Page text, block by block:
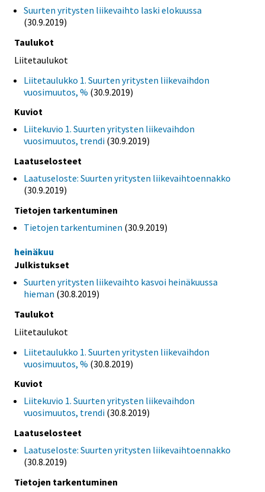
Suurten yritysten liikevaihto laski elokuussa
(30.9.2019)
Taulukot
Liitetaulukot
Liitetaulukko 1. Suurten yritysten liikevaihdon
vuosimuutos, % (30.9.2019)
Kuviot
Liitekuvio 1. Suurten yritysten liikevaihdon
vuosimuutos, trendi (30.9.2019)
Laatuselosteet
Laatuseloste: Suurten yritysten liikevaihtoennakko
(30.9.2019)
Tietojen tarkentuminen
Tietojen tarkentuminen (30.9.2019)
heinäkuu
Julkistukset
Suurten yritysten liikevaihto kasvoi heinäkuussa
hieman (30.8.2019)
Taulukot
Liitetaulukot
Liitetaulukko 1. Suurten yritysten liikevaihdon
vuosimuutos, % (30.8.2019)
Kuviot
Liitekuvio 1. Suurten yritysten liikevaihdon
vuosimuutos, trendi (30.8.2019)
Laatuselosteet
Laatuseloste: Suurten yritysten liikevaihtoennakko
(30.8.2019)
Tietojen tarkentuminen